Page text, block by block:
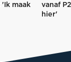
maak
vanaf
hier'